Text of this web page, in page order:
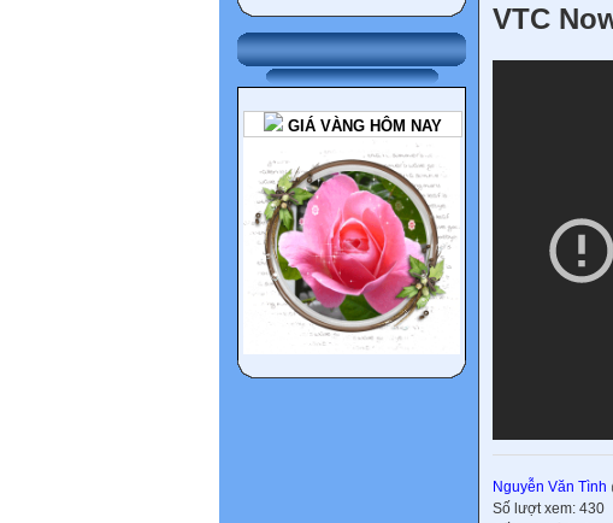
GIÁ VÀNG HÔM NAY
VTC
Nguyễn Văn Tình
Số lượt xem: 430